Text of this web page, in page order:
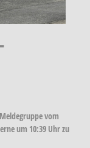
vom
um 10:39 Uhr zu